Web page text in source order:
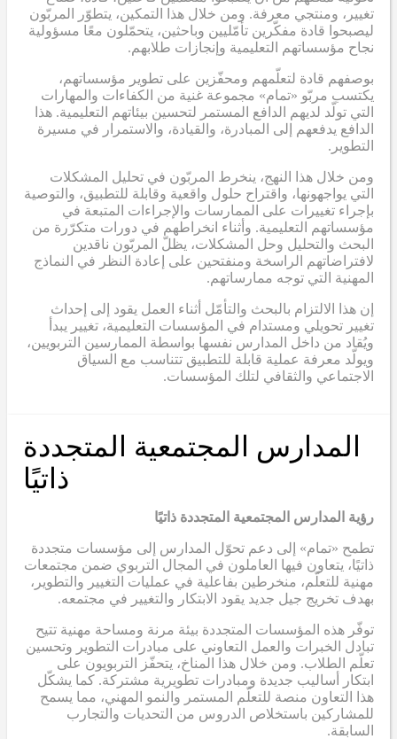
تغيير، ومنتجي معرفة. ومن خلال هذا التمكين، يتطوّر المربّون
ليصبحوا قادة مفكّرين تأمّليين وباحثين، يتحمّلون معًا مسؤولية
نجاح مؤسساتهم التعليمية وإنجازات طلابهم.
بوصفهم قادة لتعلّمهم ومحفّزين على تطوير مؤسساتهم،
يكتسب مربّو «تمام» مجموعة غنية من الكفاءات والمهارات
التي تولّد لديهم الدافع المستمر لتحسين بيئاتهم التعليمية. هذا
الدافع يدفعهم إلى المبادرة، والقيادة، والاستمرار في مسيرة
التطوير.
ومن خلال هذا النهج، ينخرط المربّون في تحليل المشكلات
التي يواجهونها، واقتراح حلول واقعية وقابلة للتطبيق، والتوصية
بإجراء تغييرات على الممارسات والإجراءات المتبعة في
مؤسساتهم التعليمية. وأثناء انخراطهم في دورات متكرّرة من
البحث والتحليل وحل المشكلات، يظلّ المربّون ناقدين
لافتراضاتهم الراسخة ومنفتحين على إعادة النظر في النماذج
المهنية التي توجه ممارساتهم.
إن هذا الالتزام بالبحث والتأمّل أثناء العمل يقود إلى إحداث
تغيير تحويلي ومستدام في المؤسسات التعليمية، تغيير يبدأ
ويُقاد من داخل المدارس نفسها بواسطة الممارسين التربويين،
ويولّد معرفة عملية قابلة للتطبيق تتناسب مع السياق
الاجتماعي والثقافي لتلك المؤسسات.
المدارس المجتمعية المتجددة
ذاتيًا
رؤية المدارس المجتمعية المتجددة ذاتيًا
تطمح «تمام» إلى دعم تحوّل المدارس إلى مؤسسات متجددة
ذاتيًا، يتعاون فيها العاملون في المجال التربوي ضمن مجتمعات
مهنية للتعلّم، منخرطين بفاعلية في عمليات التغيير والتطوير،
بهدف تخريج جيل جديد يقود الابتكار والتغيير في مجتمعه.
توفّر هذه المؤسسات المتجددة بيئة مرنة ومساحة مهنية تتيح
تبادل الخبرات والعمل التعاوني على مبادرات التطوير وتحسين
تعلّم الطلاب. ومن خلال هذا المناخ، يتحفّز التربويون على
ابتكار أساليب جديدة ومبادرات تطويرية مشتركة. كما يشكّل
هذا التعاون منصة للتعلّم المستمر والنمو المهني، مما يسمح
للمشاركين باستخلاص الدروس من التحديات والتجارب
السابقة.